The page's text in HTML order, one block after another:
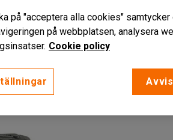
på "acceptera alla cookies"
på webbplatsen, analysera
Cookie policy